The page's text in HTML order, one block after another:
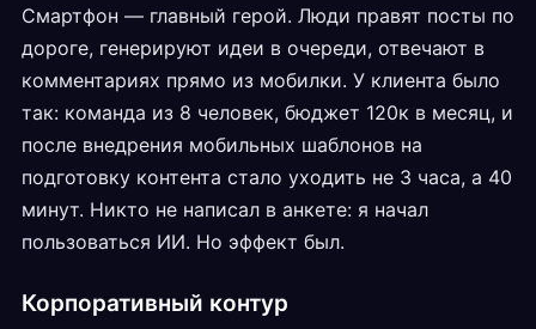
Смартфон — главный герой. Люди правят посты по
дороге, генерируют идеи в очереди, отвечают в
комментариях прямо из мобилки. У клиента было
так: команда из 8 человек, бюджет 120к в месяц, и
после внедрения мобильных шаблонов на
подготовку контента стало уходить не 3 часа, а 40
минут. Никто не написал в анкете: я начал
пользоваться ИИ. Но эффект был.
Корпоративный контур